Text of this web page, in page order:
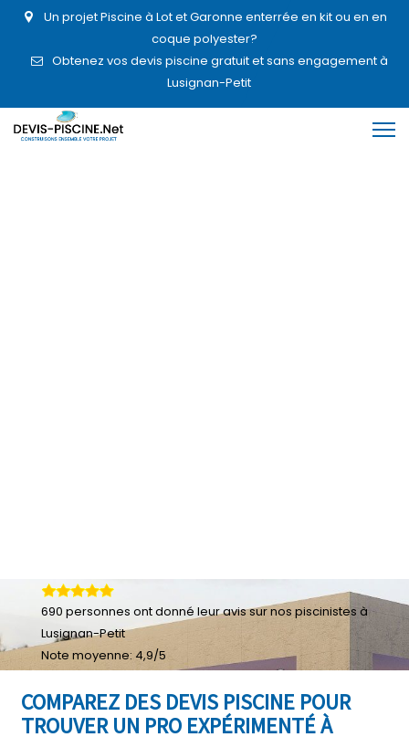
Un projet Piscine à Lot et Garonne enterrée en kit ou en en
coque polyester?
Obtenez vos devis piscine gratuit et sans engagement à
Lusignan-Petit
COMPAREZ DES DEVIS PISCINE POUR
TROUVER UN PRO EXPÉRIMENTÉ À
690 personnes ont donné leuravis sur nos piscinistes à
Lusignan-Petit
Note moyenne: 4,9/5